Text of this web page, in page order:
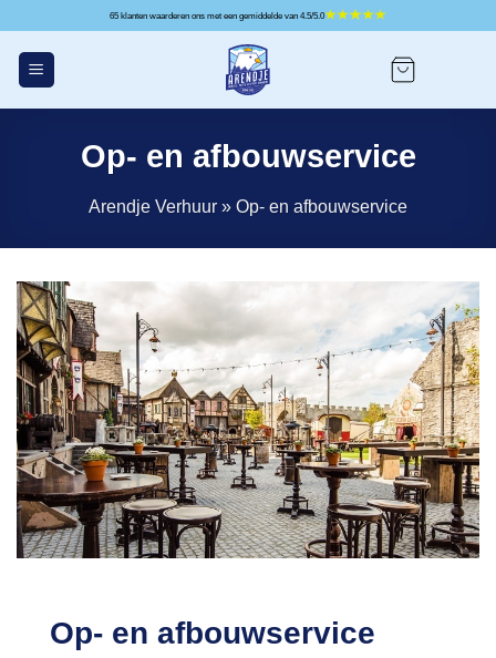
inhoud
65 klanten waarderen ons met een gemiddelde van 4.5/5.0
Op- en afbouwservice
Arendje Verhuur » Op- en afbouwservice
Op- en afbouwservice